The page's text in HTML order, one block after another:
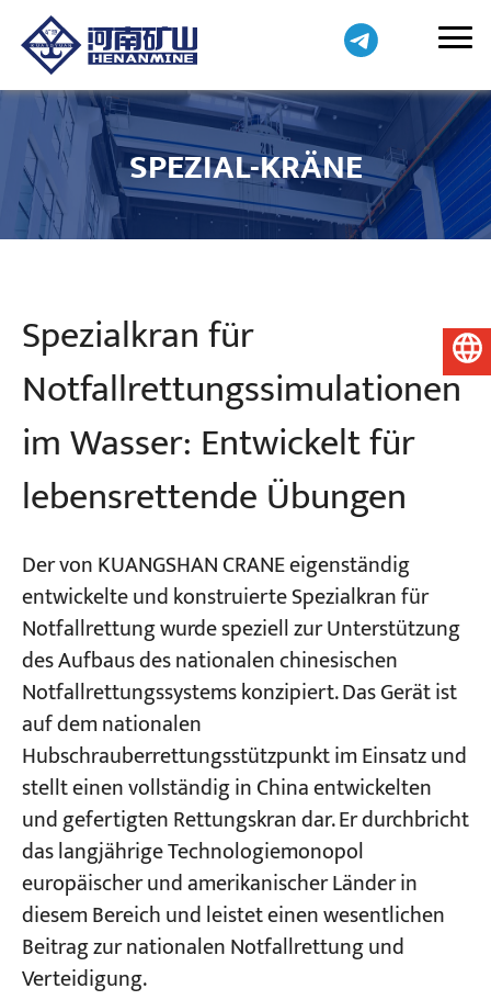
SPEZIAL-KRÄNE
Spezialkran für
Notfallrettungssimulationen
im Wasser: Entwickelt für
lebensrettende Übungen
Der von KUANGSHAN CRANE eigenständig
entwickelte und konstruierte Spezialkran für
Notfallrettung wurde speziell zur Unterstützung
des Aufbaus des nationalen chinesischen
Notfallrettungssystems konzipiert. Das Gerät ist
auf dem nationalen
Hubschrauberrettungsstützpunkt im Einsatz und
stellt einen vollständig in China entwickelten
und gefertigten Rettungskran dar. Er durchbricht
das langjährige Technologiemonopol
europäischer und amerikanischer Länder in
diesem Bereich und leistet einen wesentlichen
Beitrag zur nationalen Notfallrettung und
Verteidigung.
Deutsch